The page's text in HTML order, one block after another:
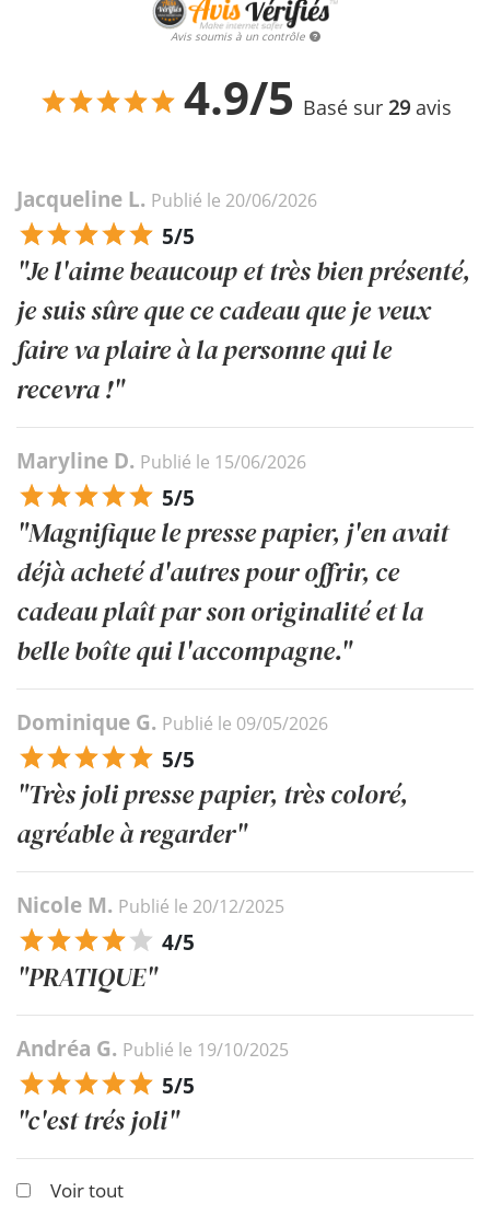
Avis soumis à un contrôle
4.9/5 Basé sur 29 avis
Jacqueline L. Publié le 20/06/2026
5/5
"Je l'aime beaucoup et très bien présenté,
je suis sûre que ce cadeau que je veux
faire va plaire à la personne qui le
recevra !"
Maryline D. Publié le 15/06/2026
5/5
"Magnifique le presse papier, j'en avait
déjà acheté d'autres pour offrir, ce
cadeau plaît par son originalité et la
belle boîte qui l'accompagne."
Dominique G. Publié le 09/05/2026
5/5
"Très joli presse papier, très coloré,
agréable à regarder"
Nicole M. Publié le 20/12/2025
4/5
"PRATIQUE"
Andréa G. Publié le 19/10/2025
5/5
"c'est trés joli"
Voir tout